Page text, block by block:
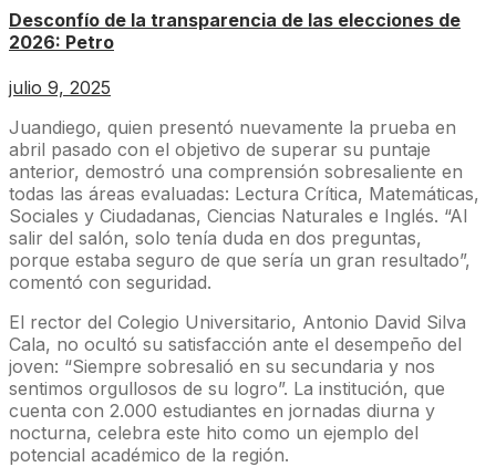
Desconfío de la transparencia de las elecciones de
2026: Petro
julio 9, 2025
Juandiego, quien presentó nuevamente la prueba en
abril pasado con el objetivo de superar su puntaje
anterior, demostró una comprensión sobresaliente en
todas las áreas evaluadas: Lectura Crítica, Matemáticas,
Sociales y Ciudadanas, Ciencias Naturales e Inglés. “Al
salir del salón, solo tenía duda en dos preguntas,
porque estaba seguro de que sería un gran resultado”,
comentó con seguridad.
El rector del Colegio Universitario, Antonio David Silva
Cala, no ocultó su satisfacción ante el desempeño del
joven: “Siempre sobresalió en su secundaria y nos
sentimos orgullosos de su logro”. La institución, que
cuenta con 2.000 estudiantes en jornadas diurna y
nocturna, celebra este hito como un ejemplo del
potencial académico de la región.